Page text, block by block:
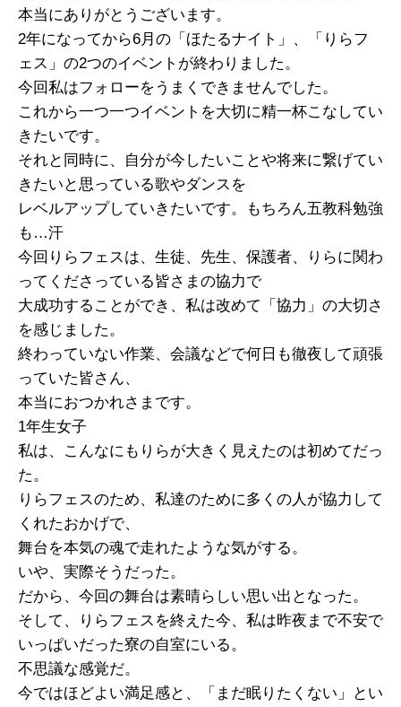
本当にありがとうございます。
2年になってから6月の「ほたるナイト」、「りらフ
ェス」の2つのイベントが終わりました。
今回私はフォローをうまくできませんでした。
これから一つ一つイベントを大切に精一杯こなしてい
きたいです。
それと同時に、自分が今したいことや将来に繋げてい
きたいと思っている歌やダンスを
レベルアップしていきたいです。もちろん五教科勉強
も…汗
今回りらフェスは、生徒、先生、保護者、りらに関わ
ってくださっている皆さまの協力で
大成功することができ、私は改めて「協力」の大切さ
を感じました。
終わっていない作業、会議などで何日も徹夜して頑張
っていた皆さん、
本当におつかれさまです。
1年生女子
私は、こんなにもりらが大きく見えたのは初めてだっ
た。
りらフェスのため、私達のために多くの人が協力して
くれたおかげで、
舞台を本気の魂で走れたような気がする。
いや、実際そうだった。
だから、今回の舞台は素晴らしい思い出となった。
そして、りらフェスを終えた今、私は昨夜まで不安で
いっぱいだった寮の自室にいる。
不思議な感覚だ。
今ではほどよい満足感と、「まだ眠りたくない」とい